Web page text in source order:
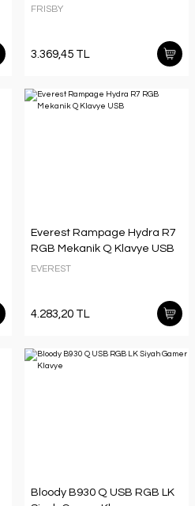
FRISBY
3.369,45 TL
Everest Rampage Hydra R7
RGB Mekanik Q Klavye USB
EVEREST
4.283,20 TL
Bloody B930 Q USB RGB LK